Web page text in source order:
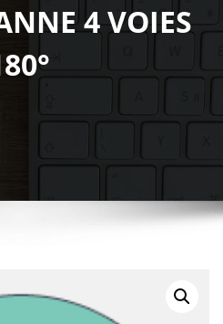
4 VOIES